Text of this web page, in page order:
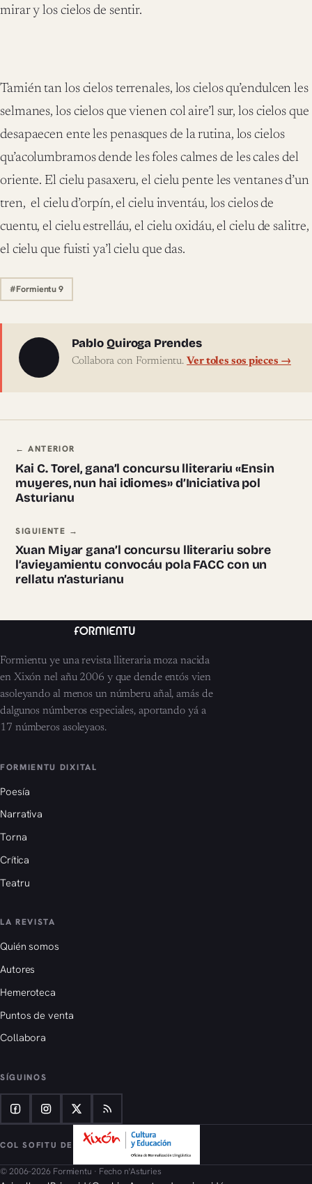
mirar y los cielos de sentir.
Tamién tan los cielos terrenales, los cielos qu’endulcen les
selmanes, los cielos que vienen col aire’l sur, los cielos que
desapaecen ente les penasques de la rutina, los cielos
qu’acolumbramos dende les foles calmes de les cales del
oriente. El cielu pasaxeru, el cielu pente les ventanes d’un
tren, el cielu d’orpín, el cielu inventáu, los cielos de
cuentu, el cielu estrelláu, el cielu oxidáu, el cielu de salitre,
el cielu que fuisti ya’l cielu que das.
#Formientu 9
Sobre l'autor
Pablo Quiroga Prendes
Collabora con Formientu. Ver toles sos pieces →
Navegación ente pieces
← ANTERIOR
Kai C. Torel, gana’l concursu lliterariu «Ensin
muyeres, nun hai idiomes» d’Iniciativa pol
Asturianu
SIGUIENTE →
Xuan Miyar gana’l concursu lliterariu sobre
l’avieyamientu convocáu pola FACC con un
rellatu n’asturianu
Formientu ye una revista lliteraria moza nacida
en Xixón nel añu 2006 y que dende entós vien
asoleyando al menos un númberu añal, amás de
dalgunos númberos especiales, aportando yá a
17 númberos asoleyaos.
FORMIENTU DIXITAL
Poesía
Narrativa
Torna
Crítica
Teatru
LA REVISTA
Quién somos
Autores
Hemeroteca
Puntos de venta
Collabora
SÍGUINOS
COL SOFITU DE
© 2006–2026 Formientu · Fecho n'Asturies